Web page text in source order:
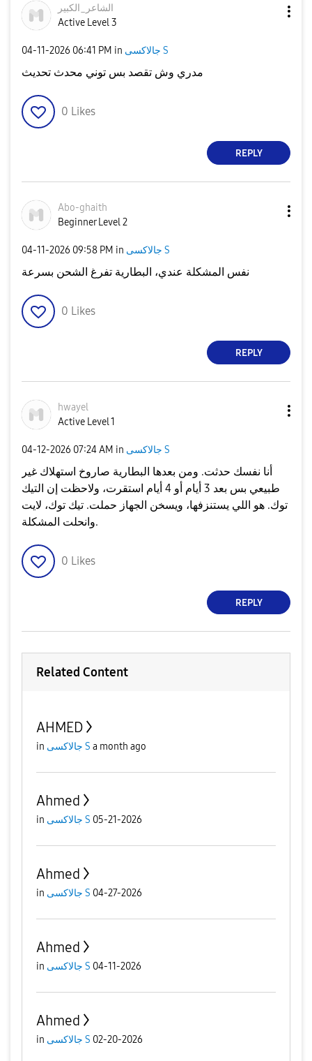
الشاعر_الكبير
Active Level 3
‎04-11-2026 06:41 PM in جالاكسى S
مدري وش تقصد بس توني محدث تحديث
0 Likes
REPLY
Abo-ghaith
Beginner Level 2
‎04-11-2026 09:58 PM in جالاكسى S
نفس المشكلة عندي، البطارية تفرغ الشحن بسرعة
0 Likes
REPLY
hwayel
Active Level 1
‎04-12-2026 07:24 AM in جالاكسى S
أنا نفسك حدثت. ومن بعدها البطارية صاروخ استهلاك غير
طبيعي بس بعد 3 أيام أو 4 أيام استقرت، ولاحظت إن التيك
توك. هو اللي يستنزفها، ويسخن الجهاز حملت. تيك توك، لايت
وانحلت المشكلة.
0 Likes
REPLY
Related Content
AHMED
in جالاكسى S a month ago
Ahmed
in جالاكسى S 05-21-2026
Ahmed
in جالاكسى S 04-27-2026
Ahmed
in جالاكسى S 04-11-2026
Ahmed
in جالاكسى S 02-20-2026